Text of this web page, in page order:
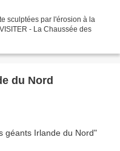
sculptées par l'érosion à la
- La Chaussée des
du Nord